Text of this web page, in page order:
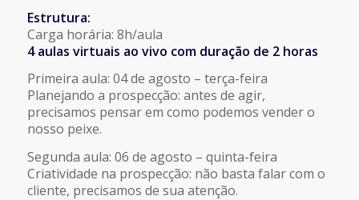
Estrutura:
Carga horária: 8h/aula
4 aulas virtuais ao vivo com duração de 2 horas
Primeira aula: 04 de agosto – terça-feira
Planejando a prospecção: antes de agir,
precisamos pensar em como podemos vender o
nosso peixe.
Segunda aula: 06 de agosto – quinta-feira
Criatividade na prospecção: não basta falar com o
cliente, precisamos de sua atenção.